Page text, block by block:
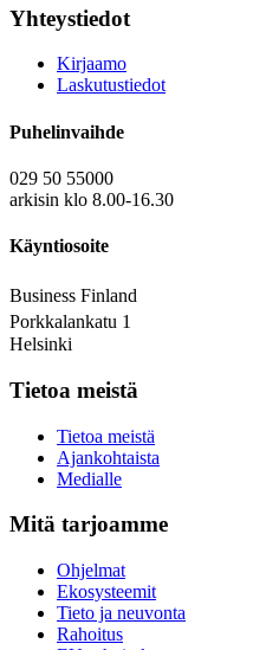
Yhteystiedot
Kirjaamo
Laskutustiedot
Puhelinvaihde
029 50 55000
arkisin klo 8.00-16.30
Käyntiosoite
Business Finland
Porkkalankatu 1
Helsinki
Tietoa meistä
Tietoa meistä
Ajankohtaista
Medialle
Mitä tarjoamme
Ohjelmat
Ekosysteemit
Tieto ja neuvonta
Rahoitus